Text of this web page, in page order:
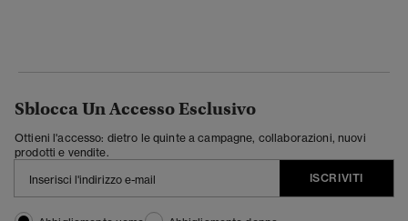
Sblocca Un Accesso Esclusivo
Ottieni l'accesso: dietro le quinte a campagne, collaborazioni, nuovi
prodotti e vendite.
ISCRIVITI